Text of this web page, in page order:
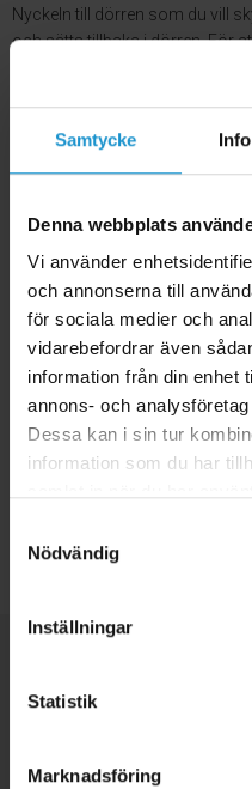
Samtycke
Denna webbplats
Vi använder
och annonserna till
för sociala medier och
vidarebefordrar även
information från din enhet
annons- och
Dessa kan i sin tur
information som du har
Nödvändig
Inställningar
Statistik
Marknadsföring
Nyckeln till dörren som du vill
och sätts tillbaka i dörren. För
trycker in och vrider runt
: 4 cm
Material:Högkvalitativ plast
1. Stoppa in nyckeln i den
2. Stoppa in insatsen med
rummet.